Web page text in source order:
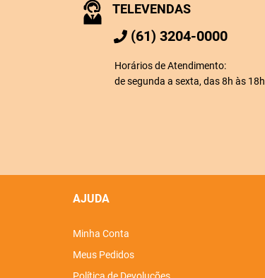
TELEVENDAS
(61) 3204-0000
Horários de Atendimento:
de segunda a sexta, das 8h às 18h
AJUDA
Minha Conta
Meus Pedidos
Política de Devoluções